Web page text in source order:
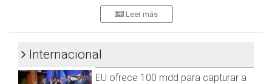
esta tarde la sesión del Comité Especializado en Fenómenos
Hidrometeorológicos, en el palacio municipal de Cancún.
horas de hoy que la tormenta tropical "Nate" se localizaba
635 kilómetros al sureste de Xcalak.
Leer más
Internacional
EU ofrece 100 mdd para capturar a